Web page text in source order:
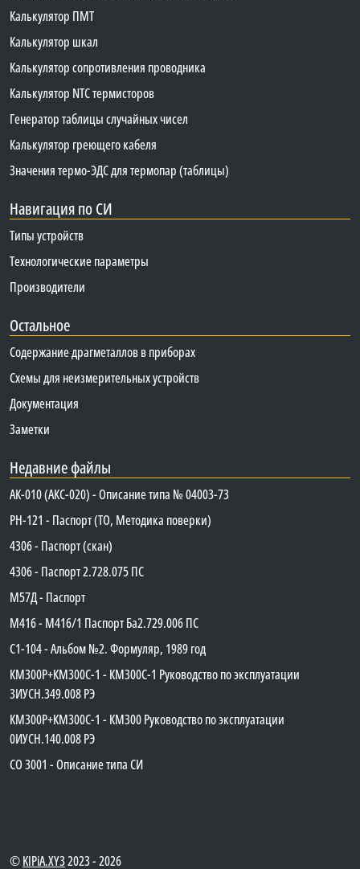
Калькулятор ПМТ
Калькулятор шкал
Калькулятор сопротивления проводника
Калькулятор NTC термисторов
Генератор таблицы случайных чисел
Калькулятор греющего кабеля
Значения термо-ЭДС для термопар (таблицы)
Навигация по СИ
Типы устройств
Технологические параметры
Производители
Остальное
Содержание драгметаллов в приборах
Схемы для неизмерительных устройств
Документация
Заметки
Недавние файлы
АК-010 (АКС-020) - Описание типа № 04003-73
PH-121 - Паспорт (ТО, Методика поверки)
4306 - Паспорт (скан)
4306 - Паспорт 2.728.075 ПС
М57Д - Паспорт
М416 - М416/1 Паспорт Ба2.729.006 ПС
C1-104 - Альбом №2. Формуляр, 1989 год
КМ300Р+КМ300С-1 - КМ300C-1 Руководство по эксплуатации
3ИУСН.349.008 РЭ
КМ300Р+КМ300С-1 - КМ300 Руководство по эксплуатации
0ИУСН.140.008 РЭ
СО 3001 - Описание типа СИ
©KIPiA.XY32023 - 2026